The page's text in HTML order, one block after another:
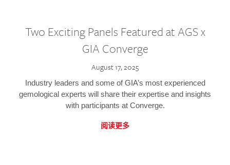
Two Exciting Panels Featured at AGS x
GIA Converge
August 17, 2025
Industry leaders and some of GIA’s most experienced
gemological experts will share their expertise and insights
with participants at Converge.
阅读更多